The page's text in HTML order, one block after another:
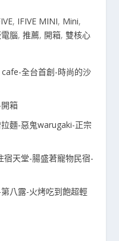
, IFIVE MINI, Mini,
腦,推薦, 開箱,雙核心
全台首創-時尚的沙
箱
麵-惡鬼warugaki-正宗
宿天堂-腸盛莙寵物民宿-
八露-火烤吃到飽超輕